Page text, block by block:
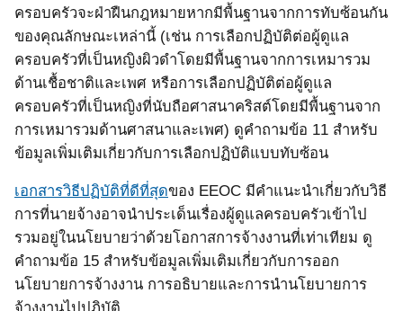
ครอบครัวจะฝ่าฝืนกฎหมายหากมีพื้นฐานจากการทับซ้อนกัน
ของคุณลักษณะเหล่านี้ (เช่น การเลือกปฏิบัติต่อผู้ดูแล
ครอบครัวที่เป็นหญิงผิวดำโดยมีพื้นฐานจากการเหมารวม
ด้านเชื้อชาติและเพศ หรือการเลือกปฏิบัติต่อผู้ดูแล
ครอบครัวที่เป็นหญิงที่นับถือศาสนาคริสต์โดยมีพื้นฐานจาก
การเหมารวมด้านศาสนาและเพศ) ดูคำถามข้อ 11 สำหรับ
ข้อมูลเพิ่มเติมเกี่ยวกับการเลือกปฏิบัติแบบทับซ้อน
เอกสารวิธีปฏิบัติที่ดีที่สุดของ EEOC มีคำแนะนำเกี่ยวกับวิธี
การที่นายจ้างอาจนำประเด็นเรื่องผู้ดูแลครอบครัวเข้าไป
รวมอยู่ในนโยบายว่าด้วยโอกาสการจ้างงานที่เท่าเทียม ดู
คำถามข้อ 15 สำหรับข้อมูลเพิ่มเติมเกี่ยวกับการออก
นโยบายการจ้างงาน การอธิบายและการนำนโยบายการ
จ้างงานไปปฏิบัติ